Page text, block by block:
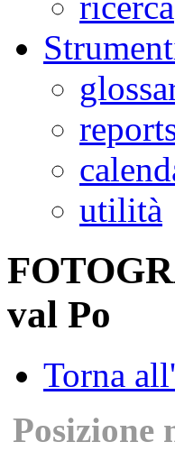
utilità
val Po
Torna